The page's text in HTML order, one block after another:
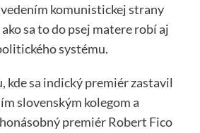
komunistickej strany
sa to do psej matere robí aj
systému.
kde sa indický premiér zastavil
slovenským kolegom a
premiér Robert Fico